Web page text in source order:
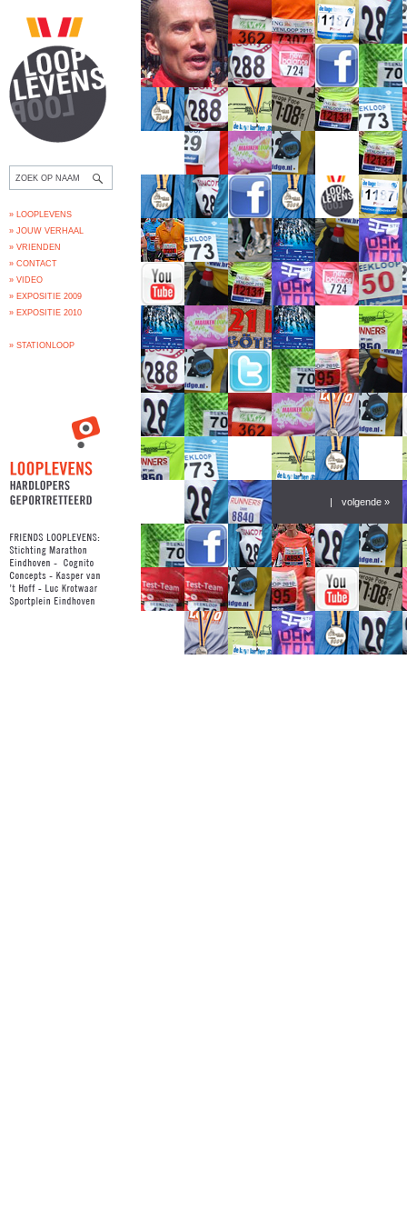
» LOOPLEVENS
» JOUW VERHAAL
» VRIENDEN
» CONTACT
» VIDEO
» EXPOSITIE 2009
» EXPOSITIE 2010
» STATIONLOOP
| volgende »